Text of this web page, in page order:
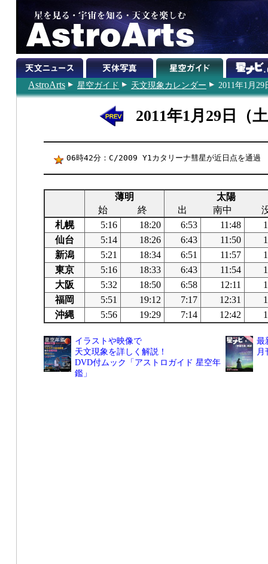
AstroArts 星空ガイド 天文現象カレンダー 2011年1月29
2011年1月29日（
06時42分：C/2009 Y1カタリーナ彗星が近日点を通過
薄明
太陽
始
終 出 南中
札幌
5:16 18:20 6:53 11:48
仙台
5:14 18:26 6:43 11:50
新潟
5:21 18:34 6:51 11:57
東京
5:16 18:33 6:43 11:54
大阪
5:32 18:50 6:58 12:11
福岡
5:51 19:12 7:17 12:31
沖縄
5:56 19:29 7:14 12:42
イラストや映像で
天文現象を詳しく解説！
DVD付ムック「アストロガイド 星空年
鑑」
最
月